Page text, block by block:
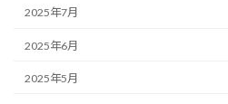
2025年7月
2025年6月
2025年5月